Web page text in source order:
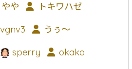
やや トキワハゼ
うぅ～
sperry okaka